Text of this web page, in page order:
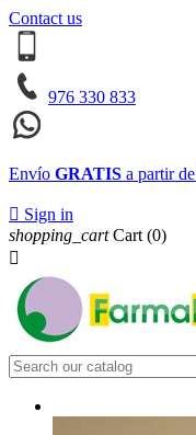
Contact us
976 330 833
Envío GRATIS a partir de
 Sign in
shopping_cart Cart (0)
